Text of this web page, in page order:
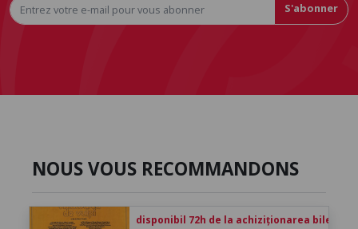
S'abonner
NOUS VOUS RECOMMANDONS
disponibil 72h de la achiziționarea biletului